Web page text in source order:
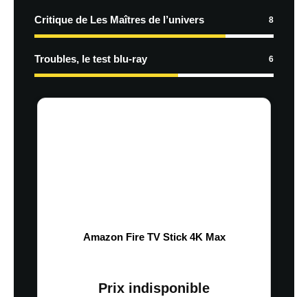
Critique de Les Maîtres de l’univers 8
Troubles, le test blu-ray 6
Amazon Fire TV Stick 4K Max
Prix indisponible